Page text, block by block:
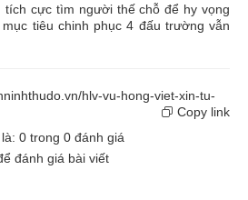
tích cực tìm người thế chỗ để hy vọng
tiêu chinh phục 4 đấu trường vẫn
hlv-vu-hong-viet-xin-tu-
Copy link
0 trong 0 đánh giá
đánh giá bài viết